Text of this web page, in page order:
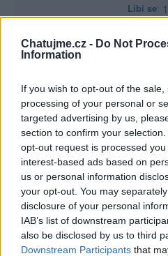
Chatujme.cz - Do Not
Information
If you wish to opt-out of the
processing of your personal or
targeted advertising by us,
section to confirm your
opt-out request is processed
interest-based ads based on
us or personal information
your opt-out. You may
disclosure of your personal
IAB’s list of downstream
also be disclosed by us to third
Downstream Participants that
Líbí se: 1
Sledované diskuze :
Poslední 3
ivana-